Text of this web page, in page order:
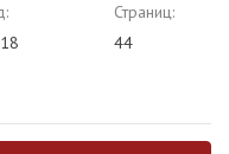
Страниц:
44